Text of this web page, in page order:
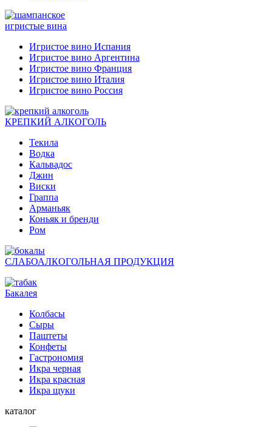
игристые вина
Игристое вино Испания
Игристое вино Аргентина
Игристое вино Франция
Игристое вино Италия
Игристое вино Россия
КРЕПКИЙ АЛКОГОЛЬ
Текила
Водка
Кальвадос
Джин
Виски
Граппа
Арманьяк
Коньяк и бренди
Ром
СЛАБОАЛКОГОЛЬНАЯ ПРОДУКЦИЯ
Бакалея
Колбасы
Сыры
Паштеты
Конфеты
Гастрономия
Икра черная
Икра красная
Икра щуки
каталог